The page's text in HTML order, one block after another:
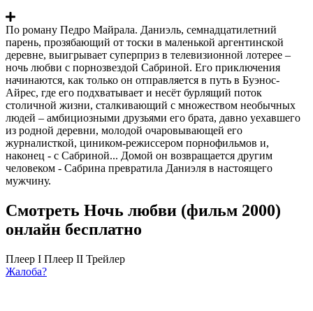
По роману Педро Майрала. Даниэль, семнадцатилетний
парень, прозябающий от тоски в маленькой аргентинской
деревне, выигрывает суперприз в телевизионной лотерее –
ночь любви с порнозвездой Сабриной. Его приключения
начинаются, как только он отправляется в путь в Буэнос-
Айрес, где его подхватывает и несёт бурлящий поток
столичной жизни, сталкивающий с множеством необычных
людей – амбициозными друзьями его брата, давно уехавшего
из родной деревни, молодой очаровывающей его
журналисткой, циником-режиссером порнофильмов и,
наконец - с Сабриной... Домой он возвращается другим
человеком - Сабрина превратила Даниэля в настоящего
мужчину.
Смотреть Ночь любви (фильм 2000)
онлайн бесплатно
Плеер I Плеер II Трейлер
Жалоба?